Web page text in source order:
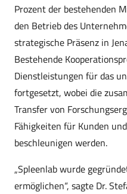
Prozent der bestehenden
den Betrieb des
strategische Präsenz in
Bestehende
Dienstleistungen für das
fortgesetzt, wobei die
Transfer von
Fähigkeiten für Kunden
beschleunigen werden.
„Spleenlab wurde
ermöglichen“, sagte Dr.